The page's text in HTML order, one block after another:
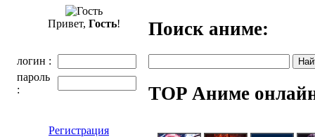
Привет, Гость!
логин :
пароль
:
Регистрация
Поиск аниме:
TOP Аниме